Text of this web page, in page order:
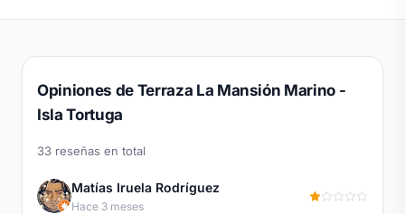
Opiniones de Terraza La Mansión Marino -
Isla Tortuga
33 reseñas en total
Matías Iruela Rodríguez
Hace 3 meses